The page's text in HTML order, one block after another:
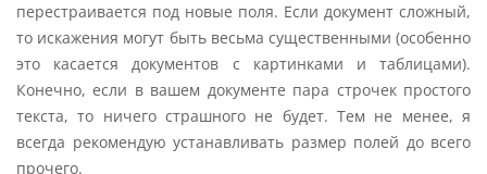
перестраивается под новые поля. Если документ сложный,
то искажения могут быть весьма существенными (особенно
это касается документов с картинками и таблицами).
Конечно, если в вашем документе пара строчек простого
текста, то ничего страшного не будет. Тем не менее, я
всегда рекомендую устанавливать размер полей до всего
прочего.